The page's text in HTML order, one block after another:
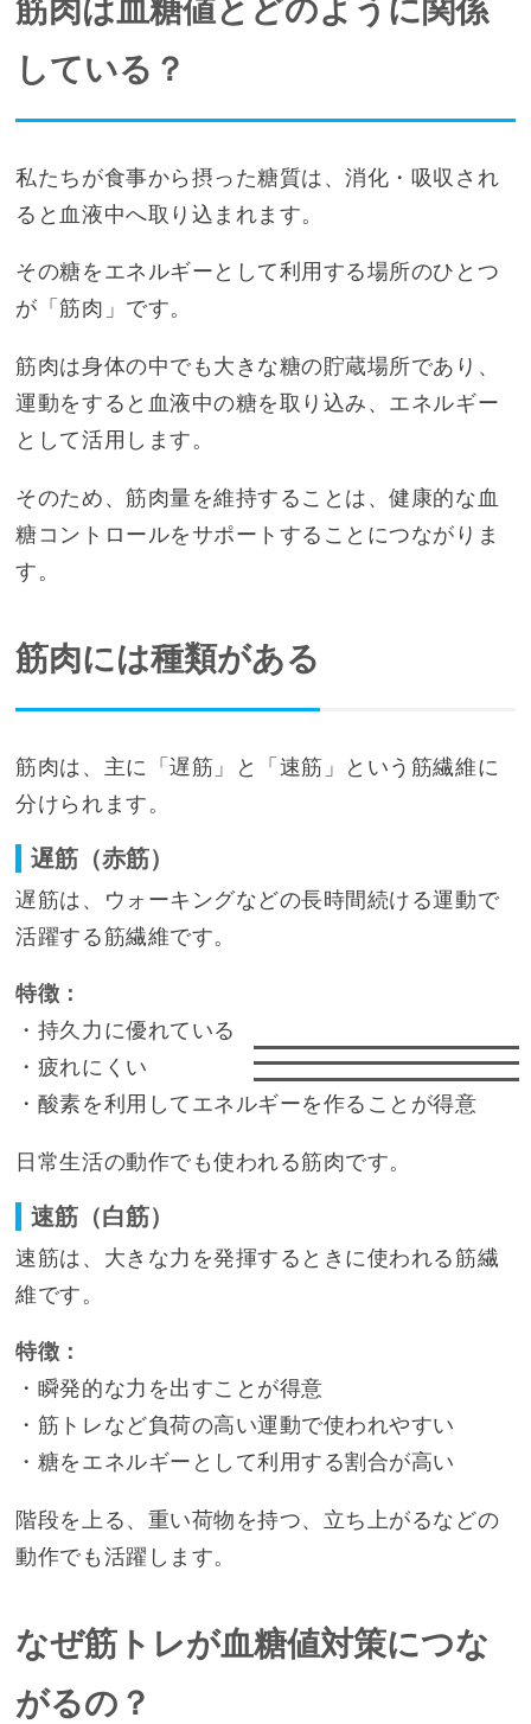
筋肉は血糖値とどのように関係
している？
私たちが食事から摂った糖質は、消化・吸収され
ると血液中へ取り込まれます。
その糖をエネルギーとして利用する場所のひとつ
が「筋肉」です。
筋肉は身体の中でも大きな糖の貯蔵場所であり、
運動をすると血液中の糖を取り込み、エネルギー
として活用します。
そのため、筋肉量を維持することは、健康的な血
糖コントロールをサポートすることにつながりま
す。
筋肉には種類がある
筋肉は、主に「遅筋」と「速筋」という筋繊維に
分けられます。
遅筋（赤筋）
遅筋は、ウォーキングなどの長時間続ける運動で
活躍する筋繊維です。
特徴：
・持久力に優れている
・疲れにくい
・酸素を利用してエネルギーを作ることが得意
日常生活の動作でも使われる筋肉です。
速筋（白筋）
速筋は、大きな力を発揮するときに使われる筋繊
維です。
特徴：
・瞬発的な力を出すことが得意
・筋トレなど負荷の高い運動で使われやすい
・糖をエネルギーとして利用する割合が高い
階段を上る、重い荷物を持つ、立ち上がるなどの
動作でも活躍します。
なぜ筋トレが血糖値対策につな
がるの？